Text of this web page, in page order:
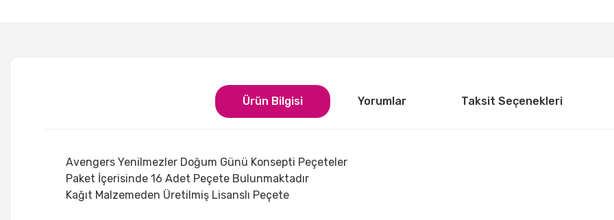
Ürün Bilgisi Yorumlar Taksit Seçenekleri
Avengers Yenilmezler Doğum Günü Konsepti Peçeteler
Paket İçerisinde 16 Adet Peçete Bulunmaktadır
Kağıt Malzemeden Üretilmiş Lisanslı Peçete